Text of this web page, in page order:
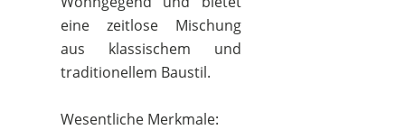
eine zeitlose Mischung
aus klassischem und
traditionellem Baustil.
Wesentliche Merkmale: